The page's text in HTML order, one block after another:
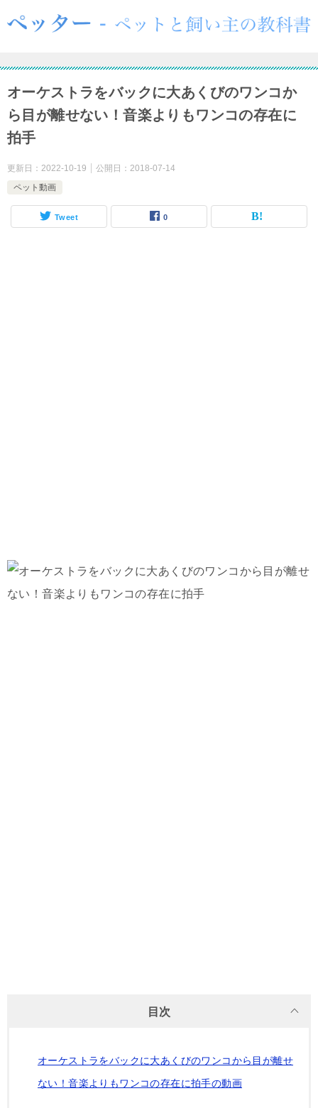
オーケストラをバックに大あくびのワンコか
ら目が離せない！音楽よりもワンコの存在に
拍手
更新日： 2022-10-19 公開日： 2018-07-14
ペット動画
Tweet 0
目次
オーケストラをバックに大あくびのワンコから目が離せ
ない！音楽よりもワンコの存在に拍手の動画